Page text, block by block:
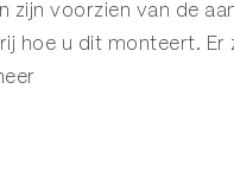
zijn voorzien van de
hoe u dit monteert. Er